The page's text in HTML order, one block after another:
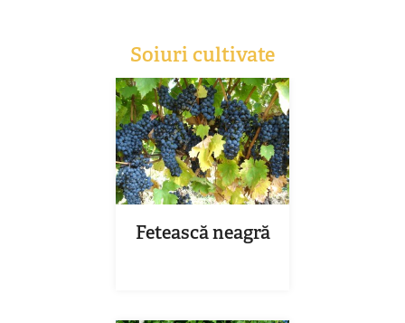
Soiuri cultivate
Fetească neagră